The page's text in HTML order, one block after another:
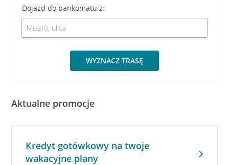
Dojazd do bankomatu z:
WYZNACZ TRASĘ
Aktualne promocje
Kredyt gotówkowy na twoje
wakacyjne plany